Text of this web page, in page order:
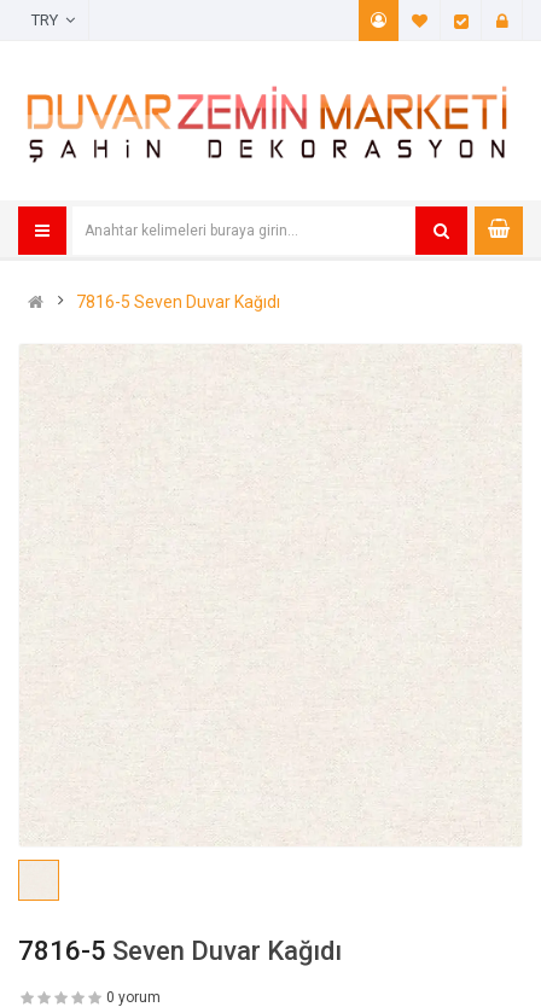
A. Listem
7816-5 Seven Duvar Kağıdı
7816-5 Seven Duvar Kağıdı
0 yorum